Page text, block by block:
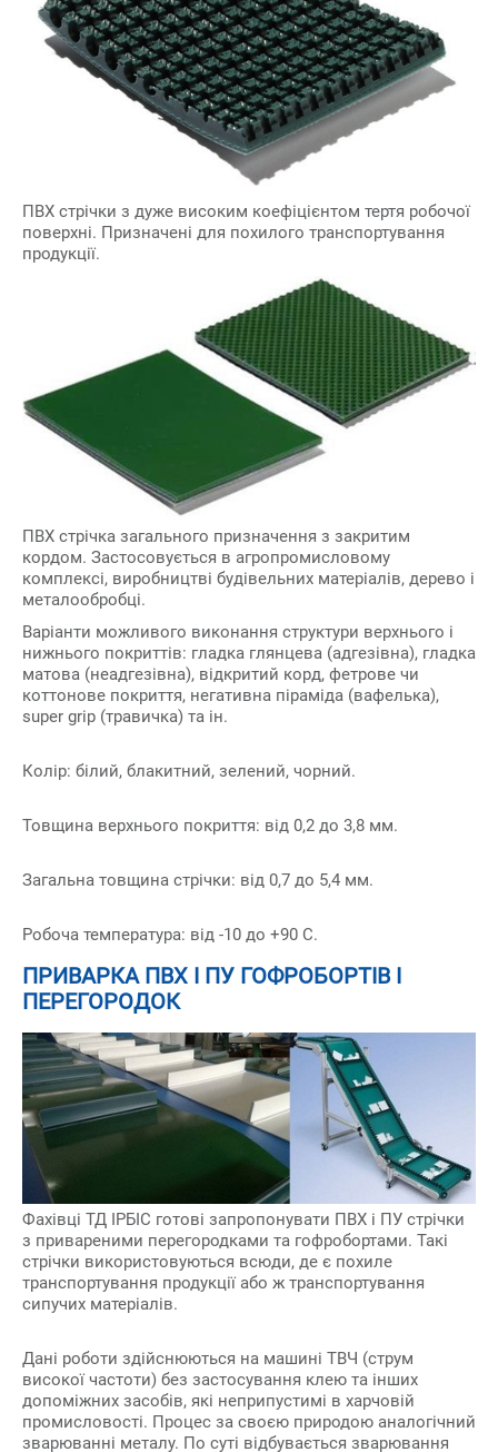
ПВХ стрічки з дуже високим коефіцієнтом тертя робочої
поверхні. Призначені для похилого транспортування
продукції.
ПВХ стрічка загального призначення з закритим
кордом. Застосовується в агропромисловому
комплексі, виробництві будівельних матеріалів, дерево і
металообробці.
Варіанти можливого виконання структури верхнього і
нижнього покриттів: гладка глянцева (адгезівна), гладка
матова (неадгезівна), відкритий корд, фетрове чи
коттонове покриття, негативна піраміда (вафелька),
super grip (травичка) та ін.
Колір: білий, блакитний, зелений, чорний.
Товщина верхнього покриття: від 0,2 до 3,8 мм.
Загальна товщина стрічки: від 0,7 до 5,4 мм.
Робоча температура: від -10 до +90 С.
ПРИВАРКА ПВХ І ПУ ГОФРОБОРТІВ І
ПЕРЕГОРОДОК
Фахівці ТД ІРБІС готові запропонувати ПВХ і ПУ стрічки
з привареними перегородками та гофробортами. Такі
стрічки використовуються всюди, де є похиле
транспортування продукції або ж транспортування
сипучих матеріалів.
Дані роботи здійснюються на машині ТВЧ (струм
високої частоти) без застосування клею та інших
допоміжних засобів, які неприпустимі в харчовій
промисловості. Процес за своєю природою аналогічний
зварюванні металу. По суті відбувається зварювання